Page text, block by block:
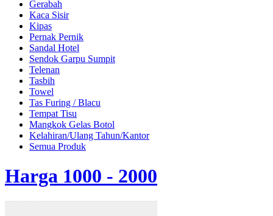
Gerabah
Kaca Sisir
Kipas
Pernak Pernik
Sandal Hotel
Sendok Garpu Sumpit
Telenan
Tasbih
Towel
Tas Furing / Blacu
Tempat Tisu
Mangkok Gelas Botol
Kelahiran/Ulang Tahun/Kantor
Semua Produk
Harga 1000 - 2000